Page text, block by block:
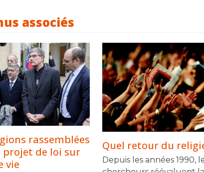
associés
rassemblées
projet de loi sur
vie
Quel retour du
Depuis les années 1990,